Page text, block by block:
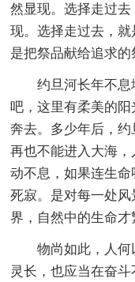
然显现。选择走过
现。选择走过去，
是把祭品献给追求的
约旦河长年不
吧，这里有柔美的
奔去。多少年后，
再也不能进入大海
动不息，如果连生
死寂。是对每一处
界，自然中的生命才
物尚如此，人
灵长，也应当在奋